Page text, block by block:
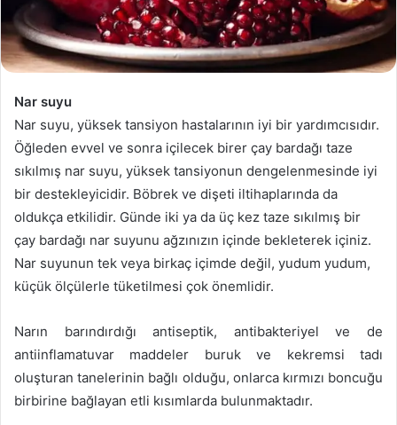
Nar suyu
Nar suyu, yüksek tansiyon hastalarının iyi bir yardımcısıdır.
Öğleden evvel ve sonra içilecek birer çay bardağı taze
sıkılmış nar suyu, yüksek tansiyonun dengelenmesinde iyi
bir destekleyicidir. Böbrek ve dişeti iltihaplarında da
oldukça etkilidir. Günde iki ya da üç kez taze sıkılmış bir
çay bardağı nar suyunu ağzınızın içinde bekleterek içiniz.
Nar suyunun tek veya birkaç içimde değil, yudum yudum,
küçük ölçülerle tüketilmesi çok önemlidir.
Narın barındırdığı antiseptik, antibakteriyel ve de
antiinflamatuvar maddeler buruk ve kekremsi tadı
oluşturan tanelerinin bağlı olduğu, onlarca kırmızı boncuğu
birbirine bağlayan etli kısımlarda bulunmaktadır.